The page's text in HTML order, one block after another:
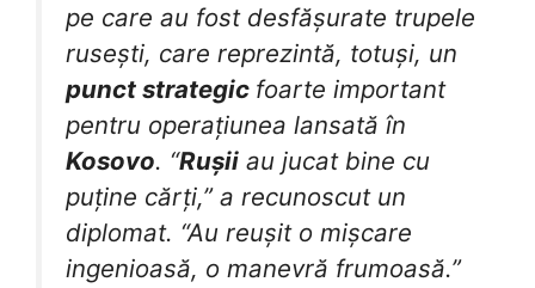
pe care au fost desfășurate trupele
rusești, care reprezintă, totuși, un
punct strategic foarte important
pentru operațiunea lansată în
Kosovo. “Rușii au jucat bine cu
puține cărți,” a recunoscut un
diplomat. “Au reușit o mișcare
ingenioasă, o manevră frumoasă.”